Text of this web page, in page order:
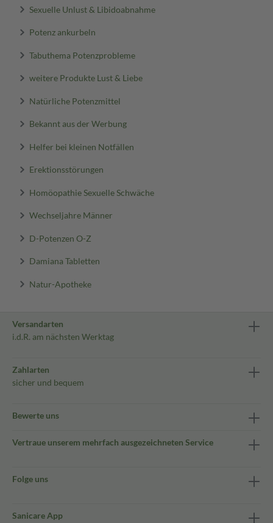
Sexuelle Unlust & Libidoabnahme
Potenz ankurbeln
Tabuthema Potenzprobleme
weitere Produkte Lust & Liebe
Natürliche Potenzmittel
Bekannt aus der Werbung
Helfer bei kleinen Notfällen
Erektionsstörungen
Homöopathie Sexuelle Schwäche
Wechseljahre Männer
D-Potenzen O-Z
Damiana Tabletten
Natur-Apotheke
Versandarten
i.d.R. am nächsten Werktag
Zahlarten
sicher und bequem
Bewerte uns
Vertraue unserem mehrfach ausgezeichneten Service
Folge uns
Sanicare App